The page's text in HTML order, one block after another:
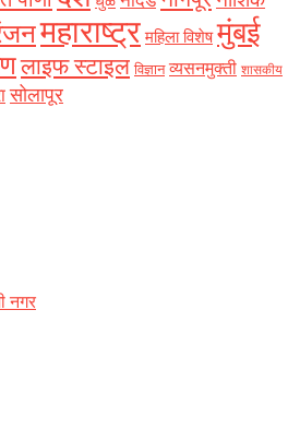
महाराष्ट्र महिला विशेष मुंबई
लाइफ स्टाइल विज्ञान व्यसनमुक्ती शासकीय
सोलापूर
नगर